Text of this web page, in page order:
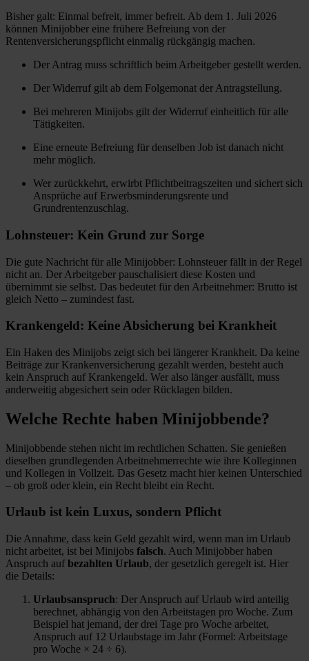
Bisher galt: Einmal befreit, immer befreit. Ab dem 1. Juli 2026
können Minijobber eine frühere Befreiung von der
Rentenversicherungspflicht einmalig rückgängig machen.
Der Antrag muss schriftlich beim Arbeitgeber gestellt werden.
Der Widerruf gilt ab dem Folgemonat der Antragstellung.
Bei mehreren Minijobs gilt der Widerruf einheitlich für alle
Tätigkeiten.
Eine erneute Befreiung für denselben Job ist danach nicht
mehr möglich.
Wer zurückkehrt, erwirbt Pflichtbeitragszeiten und sichert sich
Ansprüche auf Erwerbsminderungsrente und
Grundrentenzuschlag.
Lohnsteuer: Kein Grund zur Sorge
Die gute Nachricht für alle Minijobber: Lohnsteuer fällt in der Regel
nicht an. Der Arbeitgeber pauschalisiert diese Kosten und
übernimmt sie selbst. Das bedeutet für den Arbeitnehmer: Brutto ist
gleich Netto – zumindest fast.
Krankengeld: Keine Absicherung bei Krankheit
Ein Haken des Minijobs zeigt sich bei längerer Krankheit. Da keine
Beiträge zur Krankenversicherung gezahlt werden, besteht auch
kein Anspruch auf Krankengeld. Wer also länger ausfällt, muss
anderweitig abgesichert sein oder Rücklagen bilden.
Welche Rechte haben Minijobbende?
Minijobbende stehen nicht im rechtlichen Schatten. Sie genießen
dieselben grundlegenden Arbeitnehmerrechte wie ihre Kolleginnen
und Kollegen in Vollzeit. Das Gesetz macht hier keinen Unterschied
– ob groß oder klein, ein Recht bleibt ein Recht.
Urlaub ist kein Luxus, sondern Pflicht
Die Annahme, dass kein Geld gezahlt wird, wenn man im Urlaub
nicht arbeitet, ist bei Minijobs falsch. Auch Minijobber haben
Anspruch auf bezahlten Urlaub, der gesetzlich geregelt ist. Hier
die Details:
Urlaubsanspruch: Der Anspruch auf Urlaub wird anteilig
berechnet, abhängig von den Arbeitstagen pro Woche. Zum
Beispiel hat jemand, der drei Tage pro Woche arbeitet,
Anspruch auf 12 Urlaubstage im Jahr (Formel: Arbeitstage
pro Woche × 24 ÷ 6).